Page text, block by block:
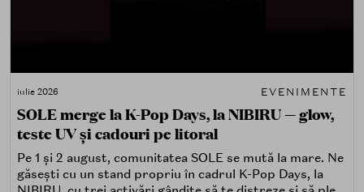
iulie 2026 EVENIMENTE
SOLE merge la K-Pop Days, la NIBIRU — glow,
teste UV și cadouri pe litoral
Pe 1 și 2 august, comunitatea SOLE se mută la mare. Ne
găsești cu un stand propriu în cadrul K-Pop Days, la